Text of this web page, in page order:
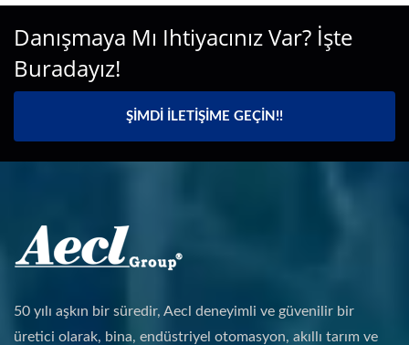
Danışmaya Mı Ihtiyacınız Var? İşte
Buradayız!
ŞIMDI İLETIŞIME GEÇIN!!
50 yılı aşkın bir süredir, Aecl deneyimli ve güvenilir bir
üretici olarak, bina, endüstriyel otomasyon, akıllı tarım ve